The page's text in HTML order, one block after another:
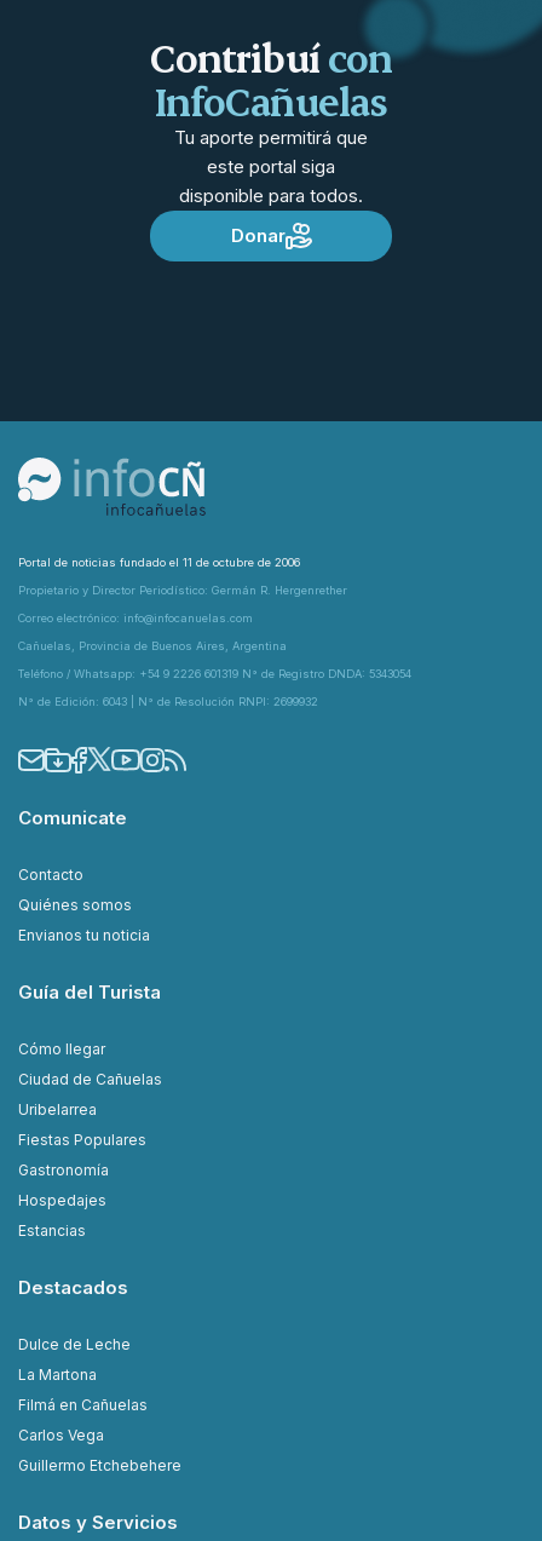
Contribuícon
InfoCañuelas
Tu aporte permitirá que
este portal siga
disponible para todos.
Donar
Portal de noticias fundado el 11 de octubre de 2006
Propietario y Director Periodístico: Germán R. Hergenrether
Correo electrónico: info@infocanuelas.com
Cañuelas, Provincia de Buenos Aires, Argentina
Teléfono / Whatsapp: +54 9 2226 601319 N° de Registro DNDA: 5343054
N° de Edición: 6043 | N° de Resolución RNPI: 2699932
Comunicate
Contacto
Quiénes somos
Envianos tu noticia
Guía del Turista
Cómo llegar
Ciudad de Cañuelas
Uribelarrea
Fiestas Populares
Gastronomía
Hospedajes
Estancias
Destacados
Dulce de Leche
La Martona
Filmá en Cañuelas
Carlos Vega
Guillermo Etchebehere
Datos y Servicios